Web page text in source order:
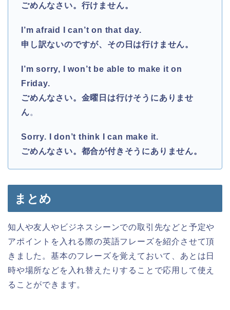
ごめんなさい。行けません。
I’m afraid I can’t on that day.
申し訳ないのですが、その日は行けません。
I’m sorry, I won’t be able to make it on
Friday.
ごめんなさい。金曜日は行けそうにありませ
ん。
Sorry. I don’t think I can make it.
ごめんなさい。都合が付きそうにありません。
まとめ
知人や友人やビジネスシーンでの取引先などと予定や
アポイントを入れる際の英語フレーズを紹介させて頂
きました。基本のフレーズを覚えておいて、あとは日
時や場所などを入れ替えたりすることで応用して使え
ることができます。